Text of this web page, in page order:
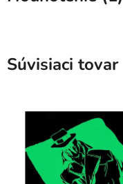
Súvisiaci tovar